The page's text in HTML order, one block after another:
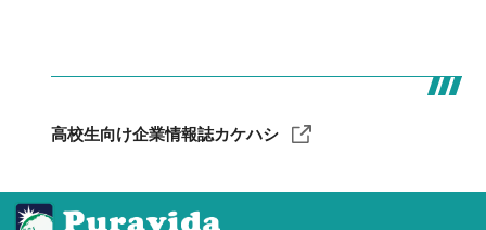
高校生向け企業情報誌カケハシ